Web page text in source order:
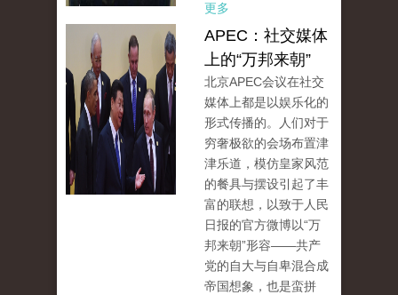
更多
APEC：社交媒体
上的“万邦来朝”
北京APEC会议在社交
媒体上都是以娱乐化的
形式传播的。人们对于
穷奢极欲的会场布置津
津乐道，模仿皇家风范
的餐具与摆设引起了丰
富的联想，以致于人民
日报的官方微博以“万
邦来朝”形容——共产
党的自大与自卑混合成
帝国想象，也是蛮拼